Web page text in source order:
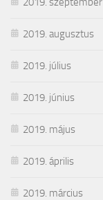
2019. augusztus
2019. július
2019. június
2019. május
2019. április
2019. március